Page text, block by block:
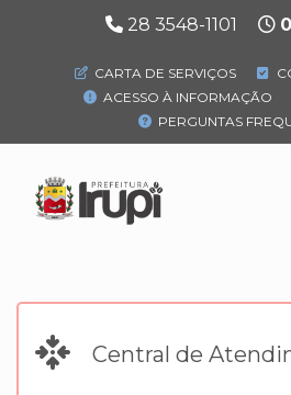
28 3548-1101
CARTA DE SERVIÇOS
ACESSO À INFORMAÇÃO
PERGUNTAS
Central de